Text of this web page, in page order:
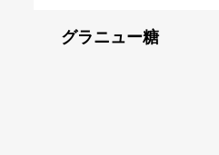
グラニュー糖